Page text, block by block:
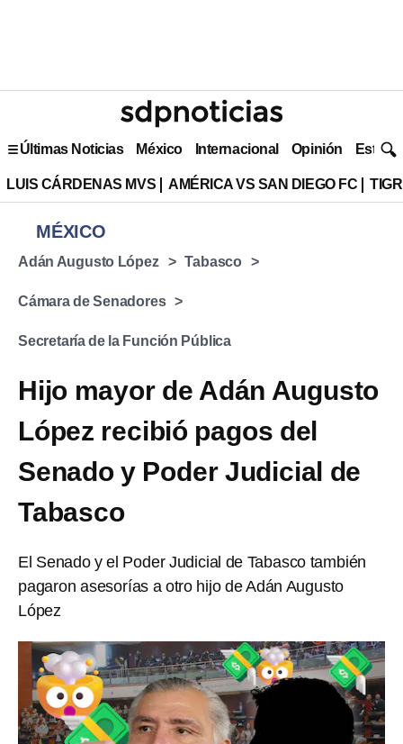
Últimas Noticias México Internacional Opinión Estilo
LUIS CÁRDENAS MVS AMÉRICA VS SAN DIEGO FC
MÉXICO
Adán Augusto López Tabasco
Cámara de Senadores
Secretaría de la Función Pública
Hijo mayor de Adán Augusto
López recibió pagos del
Senado y Poder Judicial de
Tabasco
El Senado y el Poder Judicial de Tabasco también
pagaron asesorías a otro hijo de Adán Augusto
López